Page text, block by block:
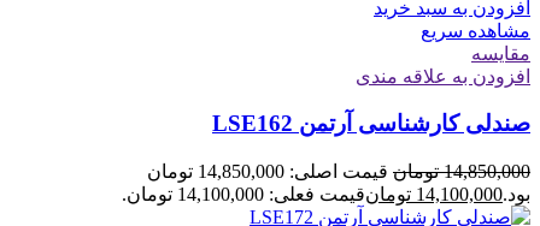
افزودن به سبد خرید
مشاهده سریع
مقایسه
افزودن به علاقه مندی
صندلی کارشناسی آرتمن LSE162
14,850,000 تومان
قیمت اصلی: 14,850,000 تومان
بود.14,100,000 تومانقیمت فعلی: 14,100,000 تومان.